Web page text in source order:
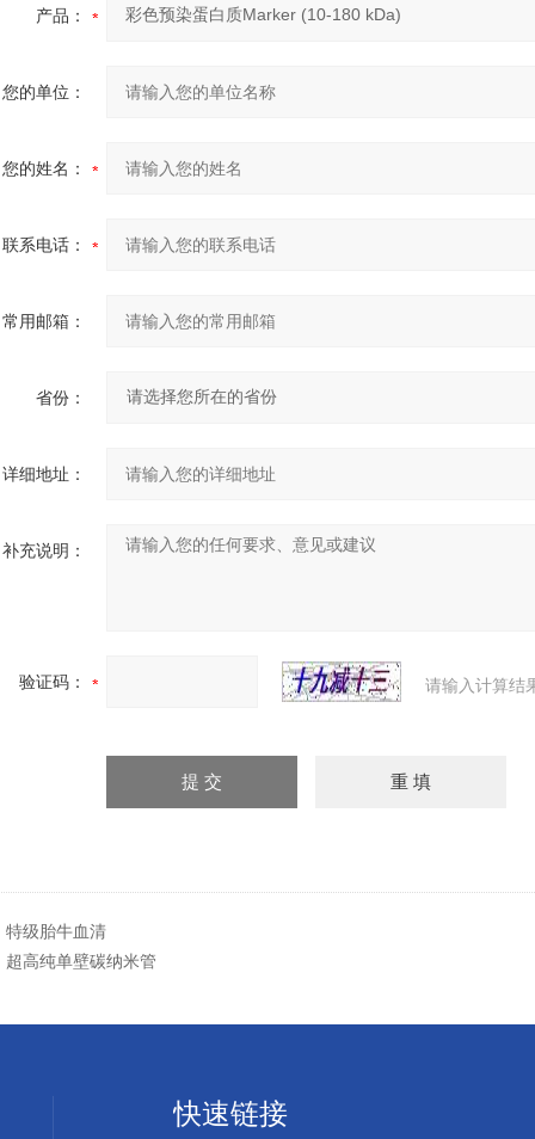
产品：
您的单位：
您的姓名：
联系电话：
常用邮箱：
省份：
详细地址：
补充说明：
验证码： 请输入计算结
特级胎牛血清
超高纯单壁碳纳米管
快速链接